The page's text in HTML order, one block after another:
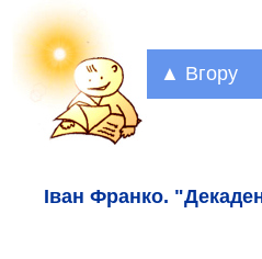
▲ Вгору
Іван Франко.